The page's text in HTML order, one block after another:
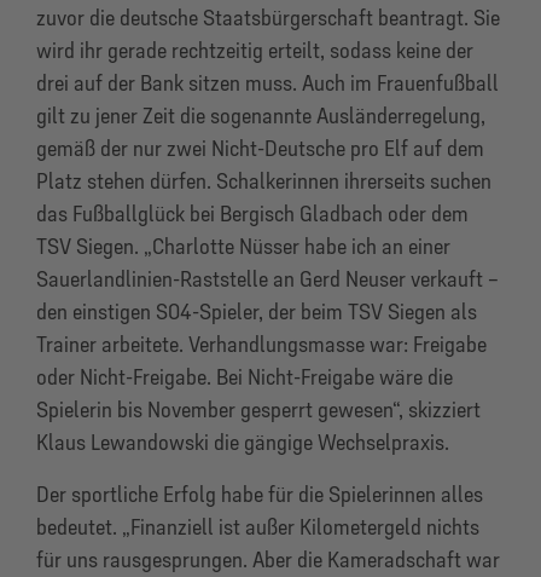
zuvor die deutsche Staatsbürgerschaft beantragt. Sie
wird ihr gerade rechtzeitig erteilt, sodass keine der
drei auf der Bank sitzen muss. Auch im Frauenfußball
gilt zu jener Zeit die sogenannte Ausländerregelung,
gemäß der nur zwei Nicht-Deutsche pro Elf auf dem
Platz stehen dürfen. Schalkerinnen ihrerseits suchen
das Fußballglück bei Bergisch Gladbach oder dem
TSV Siegen. „Charlotte Nüsser habe ich an einer
Sauerlandlinien-Raststelle an Gerd Neuser verkauft –
den einstigen S04-Spieler, der beim TSV Siegen als
Trainer arbeitete. Verhandlungsmasse war: Freigabe
oder Nicht-Freigabe. Bei Nicht-Freigabe wäre die
Spielerin bis November gesperrt gewesen“, skizziert
Klaus Lewandowski die gängige Wechselpraxis.
Der sportliche Erfolg habe für die Spielerinnen alles
bedeutet. „Finanziell ist außer Kilometergeld nichts
für uns rausgesprungen. Aber die Kameradschaft war